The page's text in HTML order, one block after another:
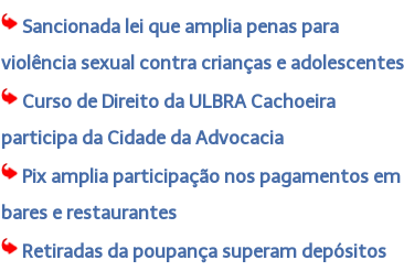
Sancionada lei que amplia penas para
violência sexual contra crianças e adolescentes
Curso de Direito da ULBRA Cachoeira
participa da Cidade da Advocacia
Pix amplia participação nos pagamentos em
bares e restaurantes
Retiradas da poupança superam depósitos